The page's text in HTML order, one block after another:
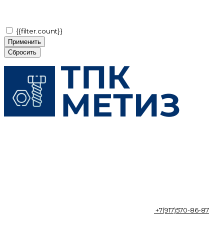
{{filter.count}}
Применить
Сбросить
+7(917)570-86-87